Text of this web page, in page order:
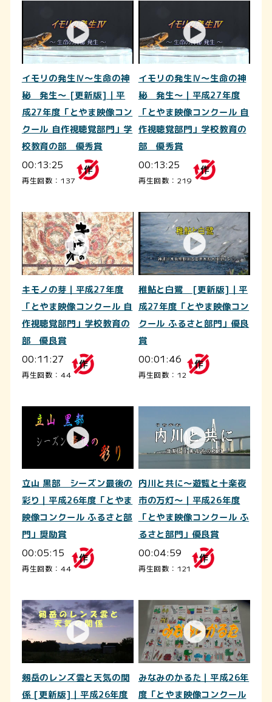
イモリの発生Ⅳ～生命の神
秘 発生～ [更新版]｜平
成27年度「とやま映像コン
クール 自作視聴覚部門」学
校教育の部 優秀賞
00:13:25
再生回数：137
イモリの発生Ⅳ～生命の神
秘 発生～｜平成27年度
「とやま映像コンクール 自
作視聴覚部門」学校教育の
部 優秀賞
00:13:25
再生回数：219
キモノの芽｜平成27年度
「とやま映像コンクール 自
作視聴覚部門」学校教育の
部 優良賞
00:11:27
再生回数：44
稚鮎と白鷺 [更新版]｜平
成27年度「とやま映像コン
クール ふるさと部門」優良
賞
00:01:46
再生回数：12
立山 黒部 シーズン最後の
彩り｜平成26年度「とやま
映像コンクール ふるさと部
門」奨励賞
00:05:15
再生回数：44
内川と共に～遊覧と十楽夜
市の万灯～｜平成26年度
「とやま映像コンクール ふ
るさと部門」優良賞
00:04:59
再生回数：121
剱岳のレンズ雲と天気の関
係 [更新版]｜平成26年度
みなみのかるた｜平成26年
度「とやま映像コンクール